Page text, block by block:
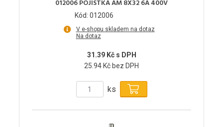
012006 POJISTKA AM 8X32 6A 400V
Kód: 012006
V e-shopu skladem na dotaz
Na dotaz
31.39 Kč s DPH
25.94 Kč bez DPH
ks